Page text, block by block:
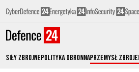
Siły zbrojnePolityka obronnaPrzemysł